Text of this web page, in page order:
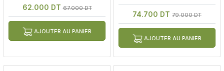
62.000 DT67.000 DT
AJOUTER AU PANIER
74.700 DT 79.000 DT
AJOUTER AU PANIER